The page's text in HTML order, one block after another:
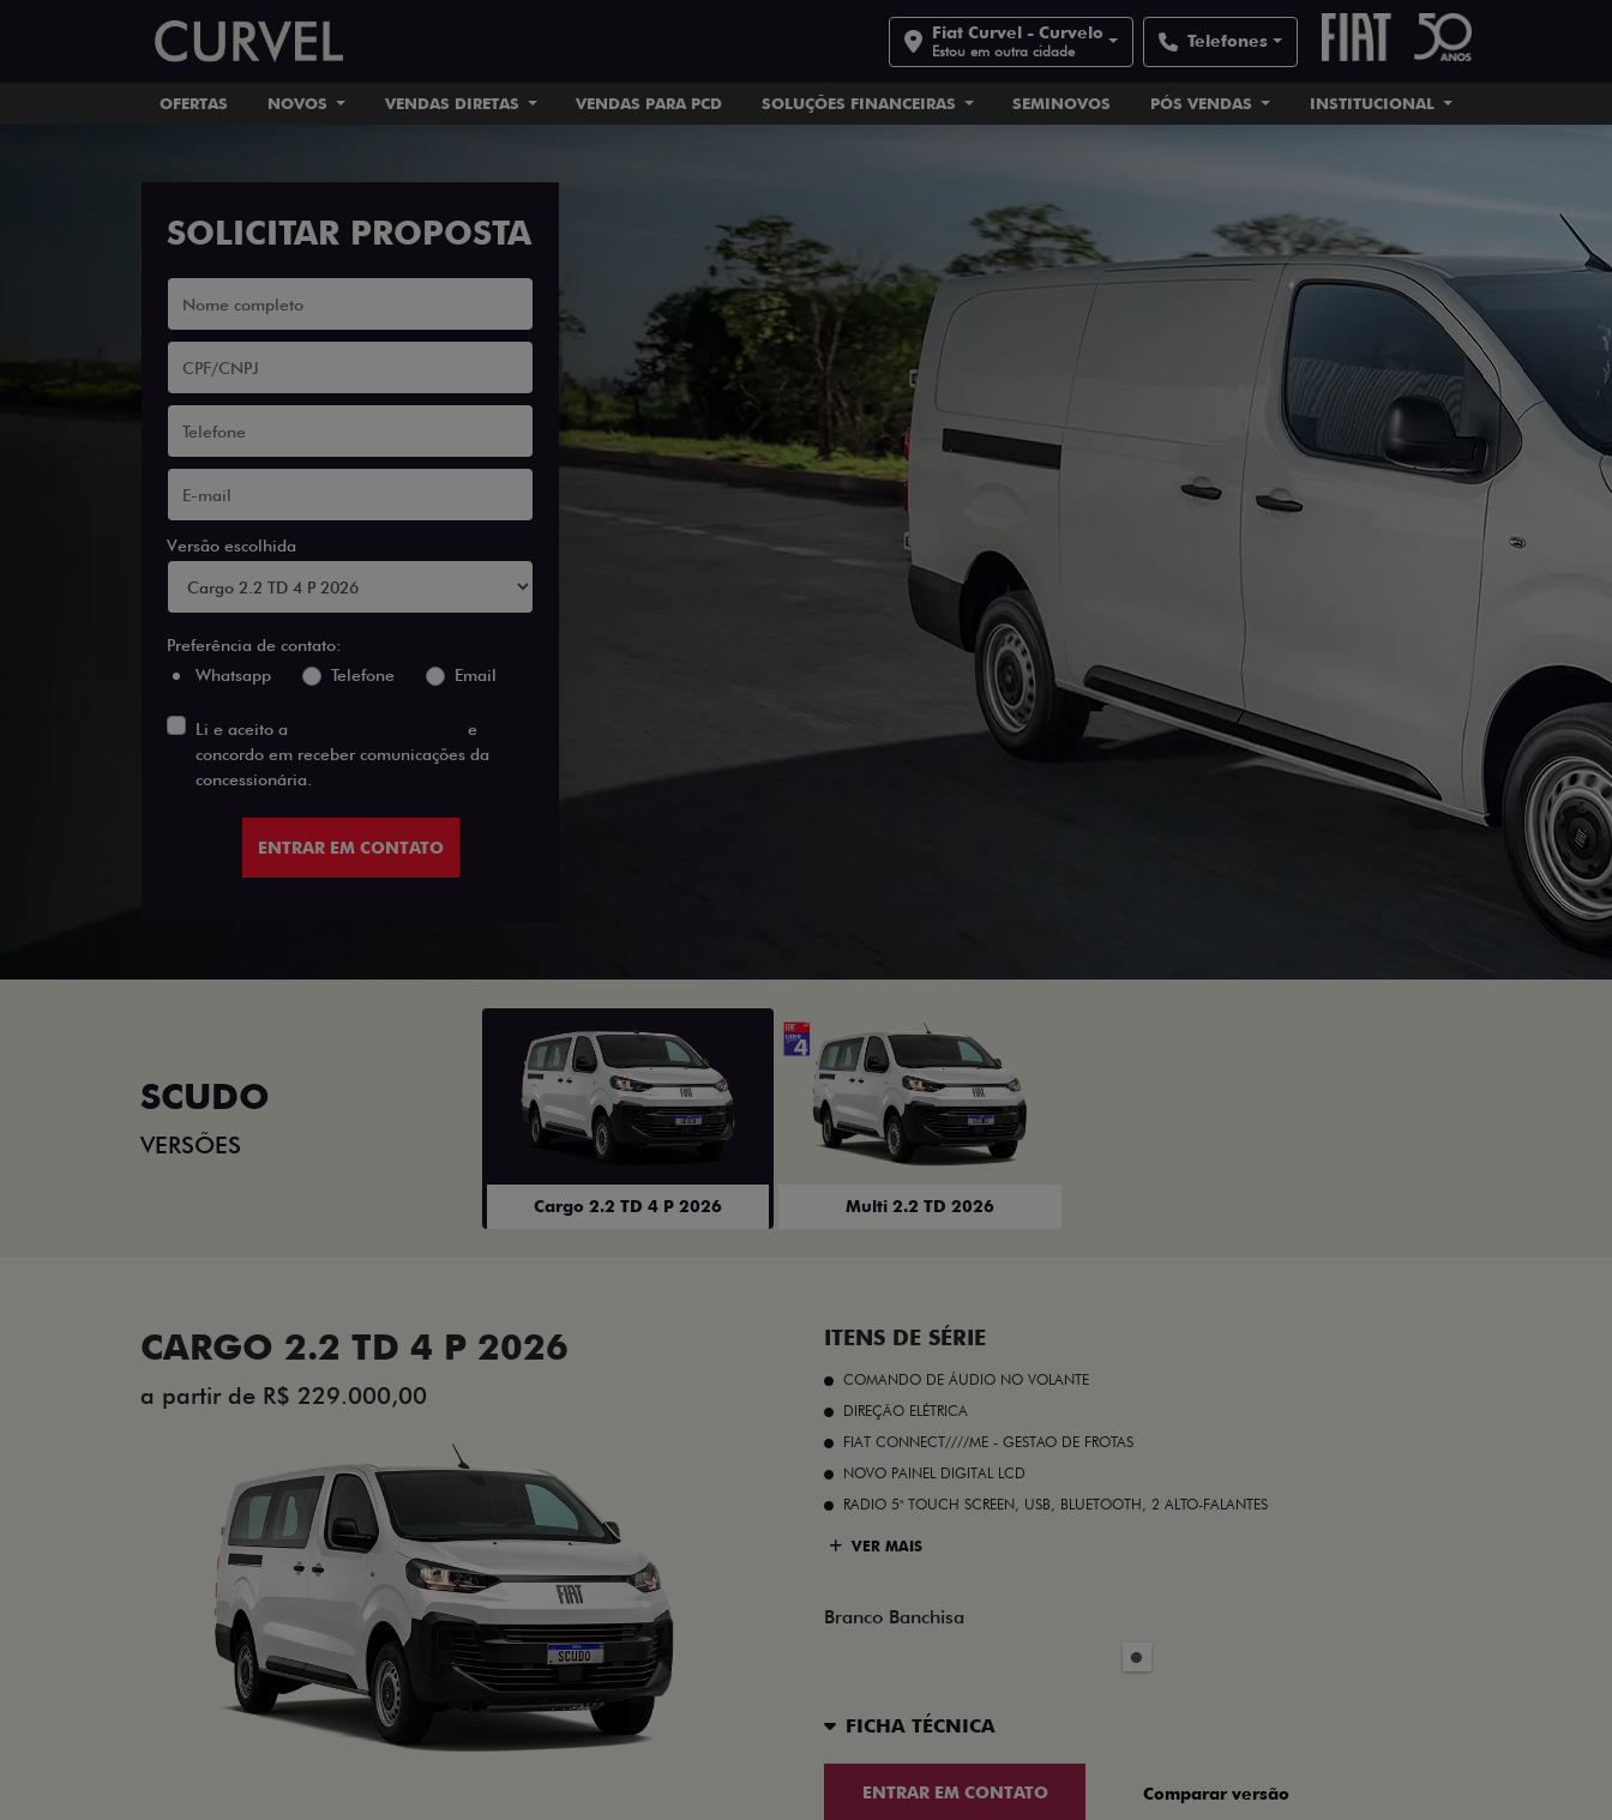
Fiat Curvel - Curvelo
Estou em outra cidade Telefones
OFERTAS NOVOS VENDAS DIRETAS VENDAS PARA PCD SOLUÇÕES FINANCEIRAS SEMINOVOS PÓS VENDAS INSTITUCIONAL
SOLICITAR PROPOSTA
Versão escolhida
Preferência de contato:
Whatsapp
Telefone Email
Li e aceito a
e
concordo em receber comunicações da
concessionária.
ENTRAR EM CONTATO
SCUDO
VERSÕES
Cargo 2.2 TD 4 P 2026 Multi 2.2 TD 2026
CARGO 2.2 TD 4 P 2026
a partir de R$ 229.000,00
ITENS DE SÉRIE
COMANDO DE ÁUDIO NO VOLANTE
DIREÇÃO ELÉTRICA
FIAT CONNECT////ME - GESTAO DE FROTAS
NOVO PAINEL DIGITAL LCD
RADIO 5" TOUCH SCREEN, USB, BLUETOOTH, 2 ALTO-FALANTES
VER MAIS
Branco Banchisa
FICHA TÉCNICA
ENTRAR EM CONTATO Comparar versão